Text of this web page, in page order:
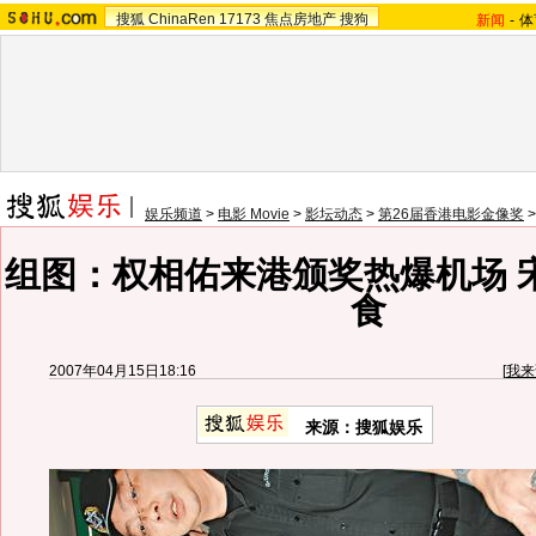
搜狐 ChinaRen 17173 焦点房地产 搜狗 新闻 -
娱乐频道 > 电影 Movie > 影坛动态 > 第26届香港电影金像奖
组图：权相佑来港颁奖热爆机场
食
2007年04月15日18:16 [我
来源：搜狐娱乐